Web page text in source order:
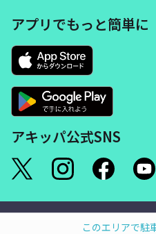
このエリアで駐
アプリでもっと簡単に
アキッパ公式SNS
©akippa Inc. All